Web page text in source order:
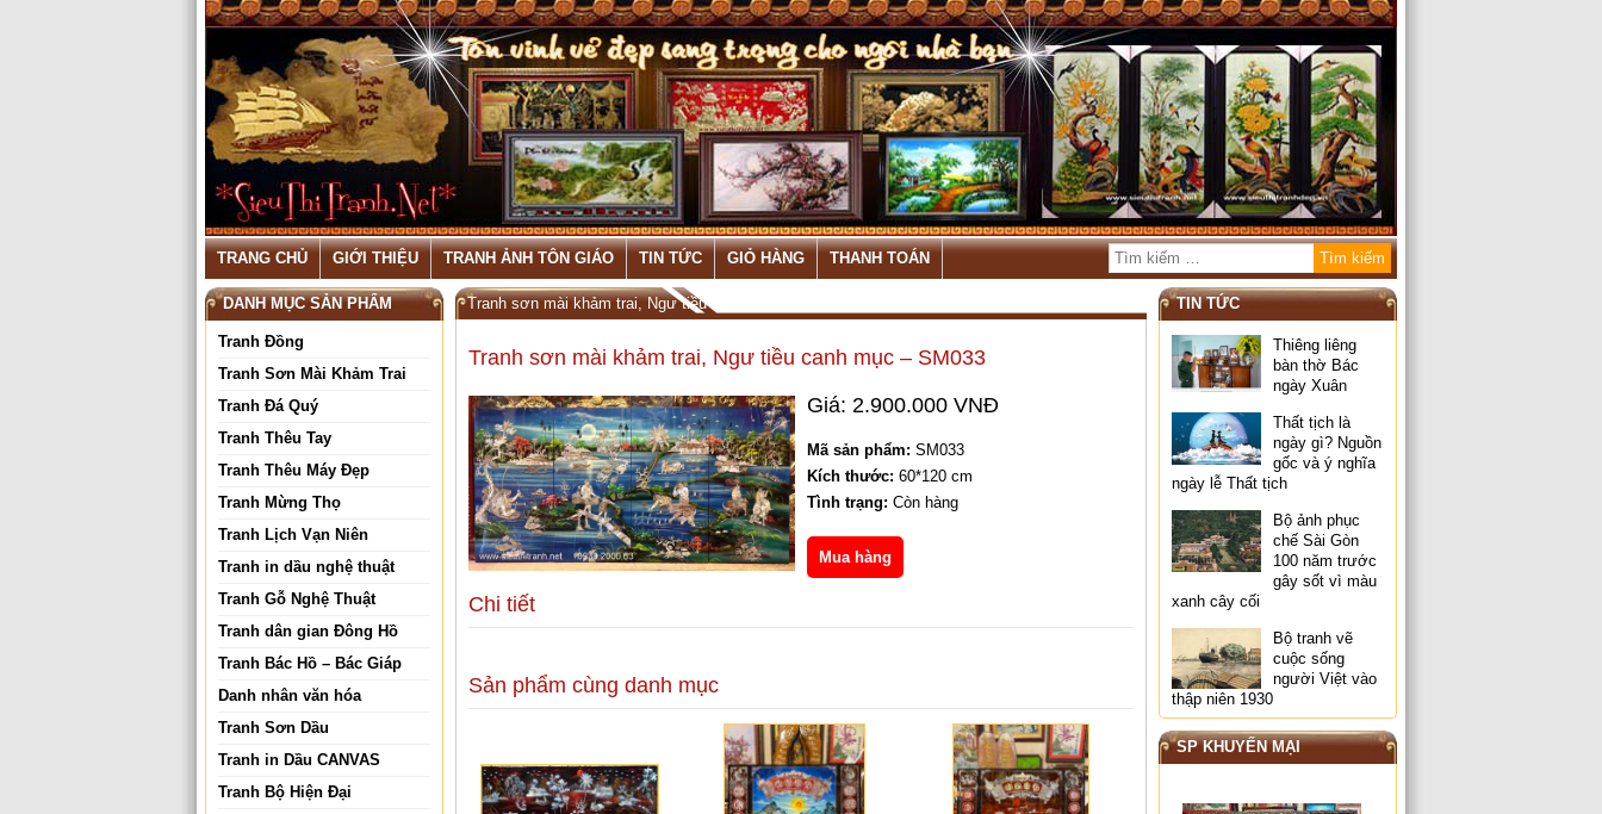
TRANG CHỦ GIỚI THIỆU TRANH ẢNH TÔN GIÁO TIN TỨC GIỎ HÀNG THANH TOÁN
DANH MỤC SẢN PHẨM
Tranh Đồng
Tranh Sơn Mài Khảm Trai
Tranh Đá Quý
Tranh Thêu Tay
Tranh Thêu Máy Đẹp
Tranh Mừng Thọ
Tranh Lịch Vạn Niên
Tranh in dầu nghệ thuật
Tranh Gỗ Nghệ Thuật
Tranh dân gian Đông Hồ
Tranh Bác Hồ – Bác Giáp
Danh nhân văn hóa
Tranh Sơn Dầu
Tranh in Dầu CANVAS
Tranh Bộ Hiện Đại
Tranh sơn mài khảm trai, Ngư tiều canh mục – SM033
Tranh sơn mài khảm trai, Ngư tiều canh mục – SM033
Giá: 2.900.000 VNĐ
Mã sản phẩm: SM033
Kích thước: 60*120 cm
Tình trạng: Còn hàng
Chi tiết
Sản phẩm cùng danh mục
TIN TỨC
Thiêng liêng
bàn thờ Bác
ngày Xuân
Thất tịch là
ngày gì? Nguồn
gốc và ý nghĩa
ngày lễ Thất tịch
Bộ ảnh phục
chế Sài Gòn
100 năm trước
gây sốt vì màu
xanh cây cối
Bộ tranh vẽ
cuộc sống
người Việt vào
thập niên 1930
SP KHUYẾN MẠI